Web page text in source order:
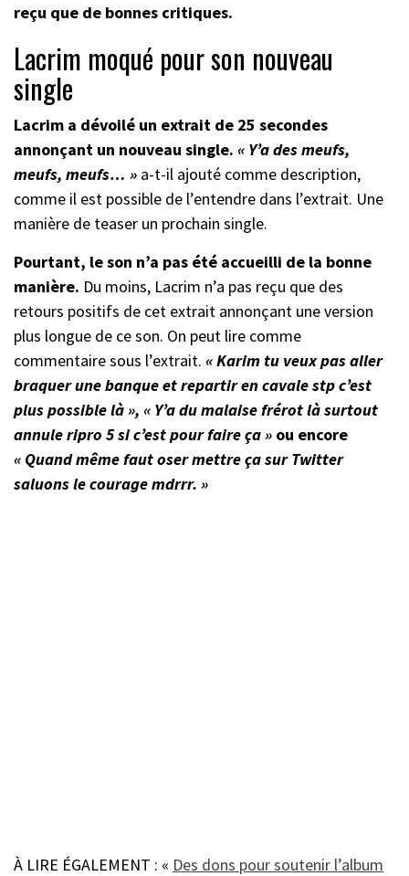
reçu que de bonnes critiques.
Lacrim moqué pour son nouveau
single
Lacrim a dévoilé un extrait de 25 secondes
annonçant un nouveau single. « Y’a des meufs,
meufs, meufs… » a-t-il ajouté comme description,
comme il est possible de l’entendre dans l’extrait. Une
manière de teaser un prochain single.
Pourtant, le son n’a pas été accueilli de la bonne
manière. Du moins, Lacrim n’a pas reçu que des
retours positifs de cet extrait annonçant une version
plus longue de ce son. On peut lire comme
commentaire sous l’extrait. « Karim tu veux pas aller
braquer une banque et repartir en cavale stp c’est
plus possible là », « Y’a du malaise frérot là surtout
annule ripro 5 si c’est pour faire ça » ou encore
« Quand même faut oser mettre ça sur Twitter
saluons le courage mdrrr. »
À LIRE ÉGALEMENT : « Des dons pour soutenir l’album